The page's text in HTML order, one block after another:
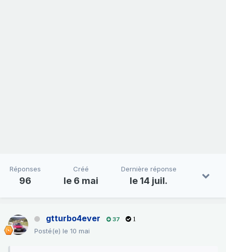
Réponses
96
Créé
le 6 mai
Dernière réponse
le 14 juil.
gtturbo4ever 37 1
Posté(e) le 10 mai